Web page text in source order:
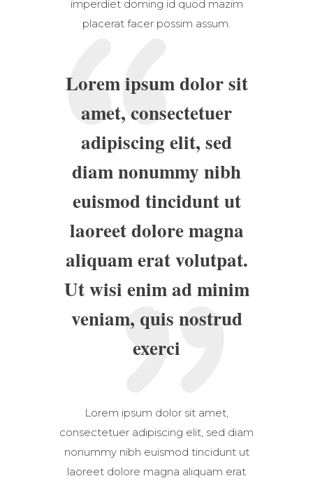
imperdiet doming id quod mazim
placerat facer possim assum.
Lorem ipsum dolor sit
amet, consectetuer
adipiscing elit, sed
diam nonummy nibh
euismod tincidunt ut
laoreet dolore magna
aliquam erat volutpat.
Ut wisi enim ad minim
veniam, quis nostrud
exerci
Lorem ipsum dolor sit amet,
consectetuer adipiscing elit, sed diam
nonummy nibh euismod tincidunt ut
laoreet dolore magna aliquam erat